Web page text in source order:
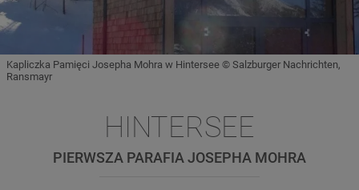
Kapliczka Pamięci Josepha Mohra w Hintersee © Salzburger Nachrichten,
Ransmayr
HINTERSEE
PIERWSZA PARAFIA JOSEPHA MOHRA